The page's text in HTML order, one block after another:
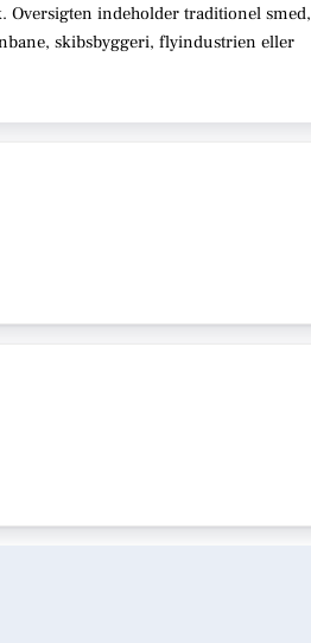
indeholder traditionel smed,
skibsbyggeri, flyindustrien eller